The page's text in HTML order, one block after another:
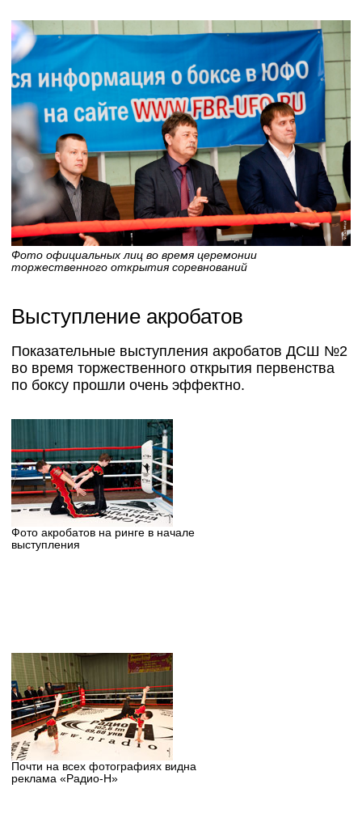
Фото официальных лиц во время церемонии
торжественного открытия соревнований
Выступление акробатов
Показательные выступления акробатов ДСШ №2
во время торжественного открытия первенства
по боксу прошли очень эффектно.
Фото акробатов на ринге в начале
выступления
Почти на всех фотографиях видна
реклама «Радио-Н»